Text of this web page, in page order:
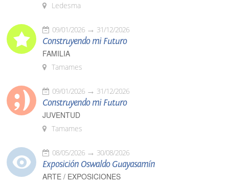
Ledesma
09/01/2026 31/12/2026
Construyendo mi Futuro
FAMILIA
Tamames
09/01/2026 31/12/2026
Construyendo mi Futuro
JUVENTUD
Tamames
08/05/2026 30/08/2026
Exposición Oswaldo Guayasamín
ARTE / EXPOSICIONES